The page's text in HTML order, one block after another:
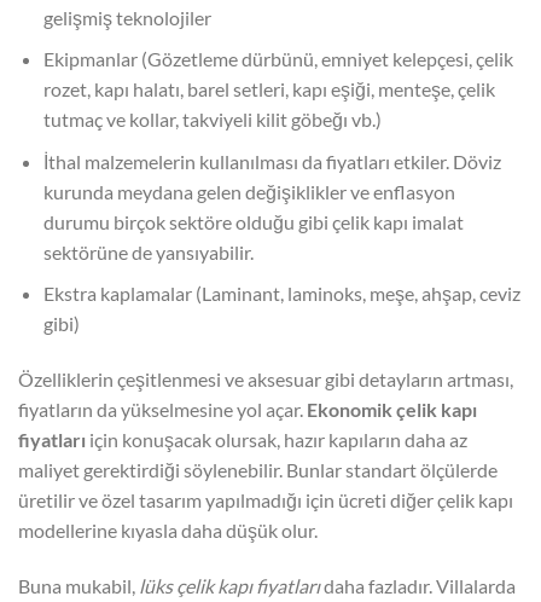
gelişmiş teknolojiler
Ekipmanlar (Gözetleme dürbünü, emniyet kelepçesi, çelik
rozet, kapı halatı, barel setleri, kapı eşiği, menteşe, çelik
tutmaç ve kollar, takviyeli kilit göbeğı vb.)
İthal malzemelerin kullanılması da fiyatları etkiler. Döviz
kurunda meydana gelen değişiklikler ve enflasyon
durumu birçok sektöre olduğu gibi çelik kapı imalat
sektörüne de yansıyabilir.
Ekstra kaplamalar (Laminant, laminoks, meşe, ahşap, ceviz
gibi)
Özelliklerin çeşitlenmesi ve aksesuar gibi detayların artması,
fiyatların da yükselmesine yol açar. Ekonomik çelik kapı
fiyatları için konuşacak olursak, hazır kapıların daha az
maliyet gerektirdiği söylenebilir. Bunlar standart ölçülerde
üretilir ve özel tasarım yapılmadığı için ücreti diğer çelik kapı
modellerine kıyasla daha düşük olur.
Buna mukabil, lüks çelik kapı fiyatlarıdaha fazladır. Villalarda